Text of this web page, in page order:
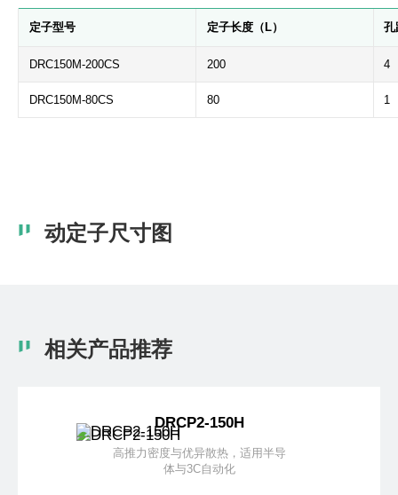
定子型号 定子长度（L） 孔
DRC150M-200CS 200 4
DRC150M-80CS 80 1
动定子尺寸图
相关产品推荐
DRCP2-150H
高推力密度与优异散热，适用半导
体与3C自动化